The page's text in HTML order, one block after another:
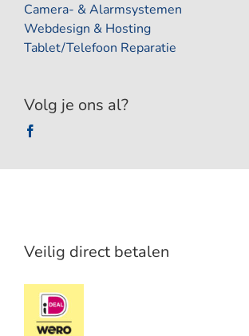
Camera- & Alarmsystemen
Webdesign & Hosting
Tablet/Telefoon Reparatie
Volg je ons al?
Veilig direct betalen